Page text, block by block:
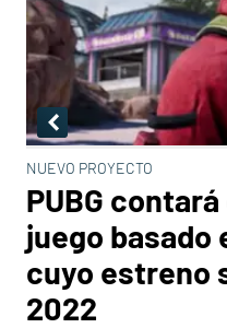
NUEVO PROYECTO
PUBG
juego basado
cuyo estreno
2022